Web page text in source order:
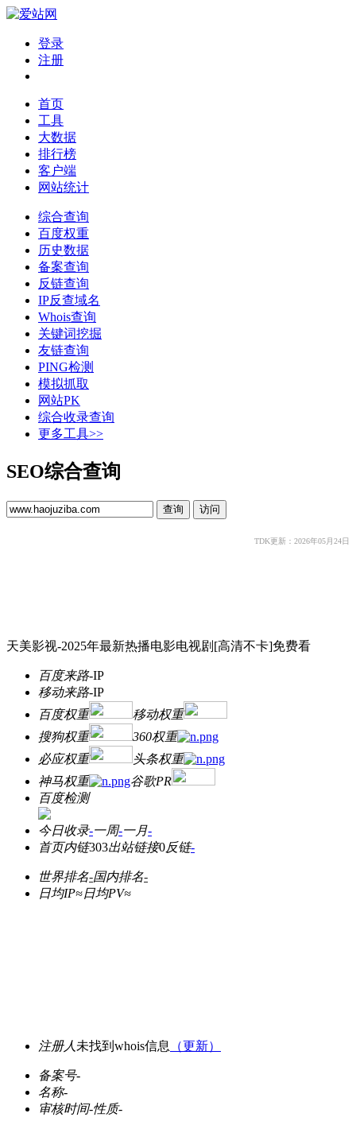
登录
注册
首页
工具
大数据
排行榜
客户端
网站统计
综合查询
百度权重
历史数据
备案查询
反链查询
IP反查域名
Whois查询
关键词挖掘
友链查询
PING检测
模拟抓取
网站PK
综合收录查询
更多工具>>
SEO综合查询
TDK更新：2026年05月24日
天美影视-2025年最新热播电影电视剧[高清不卡]免费看
百度来路-IP
移动来路-IP
百度权重
移动权重
搜狗权重
360权重
必应权重
头条权重
神马权重
谷歌PR
百度检测
今日收录-一周-一月-
首页内链303出站链接0反链-
世界排名-国内排名-
日均IP≈日均PV≈
注册人 未找到whois信息 （更新）
备案号-
名称-
审核时间-性质-